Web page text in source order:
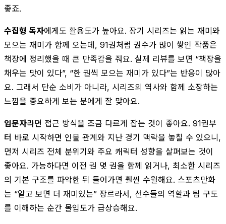
좋죠.
수집형 독자에게도 활용도가 높아요. 장기 시리즈는 읽는 재미와
모으는 재미가 함께 오는데, 91권처럼 권수가 많이 쌓인 작품은
책장에 정리했을 때 큰 만족감을 줘요. 실제 리뷰를 보면 “책장을
채우는 맛이 있다”, “한 권씩 모으는 재미가 있다”는 반응이 많아
요. 그래서 단순 소비가 아니라, 시리즈의 역사와 함께 소장하는
느낌을 중요하게 보는 분에게 잘 맞아요.
입문자라면 접근 방식을 조금 다르게 잡는 것이 좋아요. 91권부
터 바로 시작하면 인물 관계와 지난 경기 맥락을 놓칠 수 있으니,
먼저 시리즈 전체 분위기와 주요 캐릭터 성향을 살펴보는 것이
좋아요. 가능하다면 이전 권 몇 권을 함께 읽거나, 최소한 시리즈
의 기본 구조를 파악한 뒤 들어가면 훨씬 수월해요. 스포츠만화
는 “알고 보면 더 재미있는” 장르라서, 선수들의 역할과 팀 구도
를 이해하는 순간 몰입도가 급상승해요.